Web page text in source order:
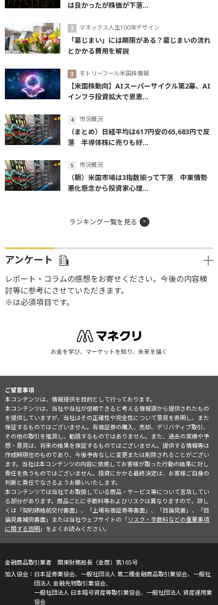
は良かったが株価が下落...
マネックス人生100年デザイン
「墓じまい」には期限がある？墓じまいの流れ
とかかる費用を解説
モトリーフール米国株情報
【米国株動向】AIスーパーサイクル第2幕、AI
インフラ投資拡大で恩恵...
市況概況
（まとめ）日経平均は617円安の65,683円で反
落 半導体株に売りも好...
市況概況
（朝）米国市場は3指数揃って下落 中東情勢
悪化懸念から投資家心理...
ランキング一覧を見る
アンケート
レポート・コラムの感想をお寄せください。今後の内容検
討等に参考にさせていただきます。
※は必須項目です。
お金を学び、マーケットを知り、未来を描く
ご留意事項
本コンテンツは、情報提供を目的として行っております。
本コンテンツは、当社や当社が信頼できると考える情報源から提供されたもの
を提供していますが、当社はその正確性や完全性について意見を表明し、また
保証するものではございません。有価証券の購入、売却、デリバティブ取引、
その他の取引を推奨し、勧誘するものではありません。また、過去の実績や予
想・意見は、将来の結果を保証するものではございません。提供する情報等は
作成時現在のものであり、今後予告なしに変更または削除されることがござい
ます。当社は本コンテンツの内容に依拠してお客様が取った行動の結果に対し
責任を負うものではございません。投資にかかる最終決定は、お客様ご自身の
判断と責任でなさるようお願いいたします。
本コンテンツでは当社でお取扱している商品・サービス等について言及してい
る部分があります。商品ごとに手数料等およびリスクは異なりますので、詳し
くは「契約締結前交付書面」、「上場有価証券等書面」、「目論見書」、「目
論見書補完書面」または当社ウェブサイトの「リスク・手数料などの重要事項
に関する説明」をよくお読みください。
金融商品取引業者 関東財務局長（金商）第165号
日本証券業協会、一般社団法人 第二種金融商品取引業協会、一般社
団法人 金融先物取引業協会、
一般社団法人 日本暗号資産等取引業協会、一般社団法人 資産運用業
協会